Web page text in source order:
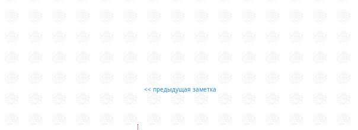
<< предыдущая заметка